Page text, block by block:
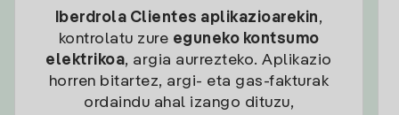
Iberdrola Clientes aplikazioarekin,
kontrolatu zure eguneko kontsumo
elektrikoa, argia aurrezteko. Aplikazio
horren bitartez, argi- eta gas-fakturak
ordaindu ahal izango dituzu,